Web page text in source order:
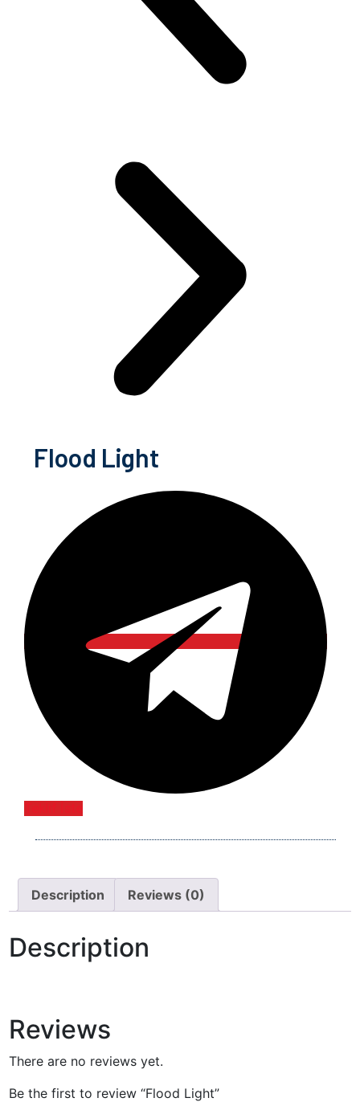
Flood Light
Description Reviews (0)
Description
Reviews
There are no reviews yet.
Be the first to review “Flood Light”